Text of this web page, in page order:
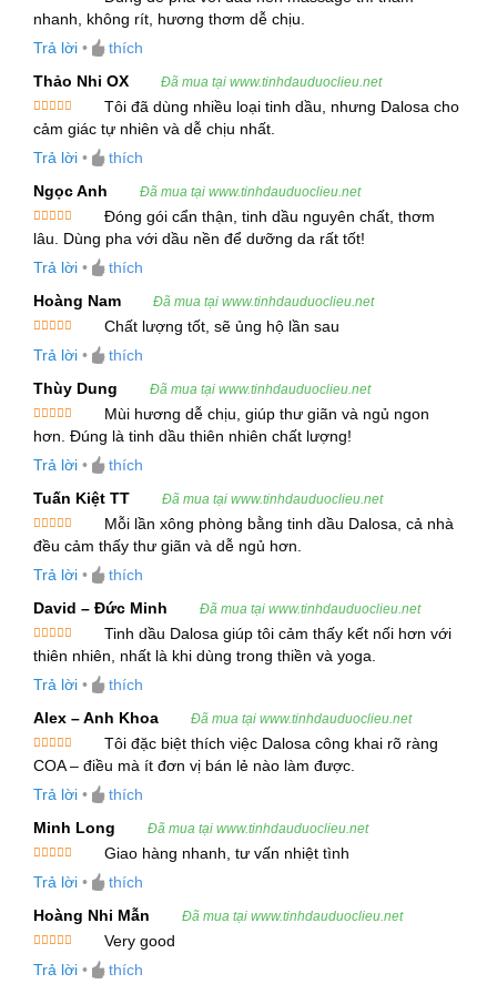
việc điều trị các bệnh lý về hô hấp, giảm đau và
kháng khuẩn.
1. Giới Thiệu Tinh Dầu Mandravasarotra
Tên khoa học:
Cinnamosma fragrans
Tên gọi khác:
Phương pháp chiết xuất:Hơi nước
Tinh dầu Mandravasarotra (Saro) được chiết xuất
từ lá của cây
đặc trưng của Madagascar, thuộc họ
Canellaceae. Cây này có tán lá xanh đậm, mang
mùi thơm nhẹ và dễ chịu, mọc chủ yếu ở các khu
rừng rậm phía Bắc và Đông Madagascar.
Tinh dầu Saro có hương thơm đặc trưng, mang
sự kết hợp giữa mùi camphoraceous, hoa và
chanh ngọt ngào.
2. Thành Phần Chính Của Tinh Dầu
Mandravasarotra
Tinh dầu Mandravasarotra chứa nhiều thành phần
hóa học đặc biệt giúp nó sở hữu những đặc tính
vượt trội:
1,8-Cineol (Eucalyptol):Đây là thành phần
chính giúp tinh dầu này có khả năng kháng
khuẩn, kháng viêm, giảm đau và tăng cường
hệ miễn dịch.
Alpha- & Beta-Pinene:
phần mang lại đặc tính kháng nấm, kháng vi-rút
và làm dịu hệ thần kinh.
Limonene:Chất này không chỉ giúp chống lại
sự xâm nhập của vi khuẩn mà còn làm sạch và
Được xếp
hạng55
nhanh, không rít, hương thơm dễ chịu.
Trả lời •
thích
Thảo Nhi OX
Đã mua tại www.tinhdauduoclieu.net
Được xếp
hạng 55
Tôi đã dùng nhiều loại tinh dầu, nhưng Dalosa cho
cảm giác tự nhiên và dễ chịu nhất.
Trả lời •
thích
Ngọc Anh
Đã mua tại www.tinhdauduoclieu.net
Được xếp
hạng 55
Đóng gói cẩn thận, tinh dầu nguyên chất, thơm
lâu. Dùng pha với dầu nền để dưỡng da rất tốt!
Trả lời •
thích
Hoàng Nam
Đã mua tại www.tinhdauduoclieu.net
hạng
55
Chất lượng tốt, sẽ ủng hộ lần sau
Trả lời •
thích
Thùy Dung
Đã mua tại www.tinhdauduoclieu.net
Được xếp
hạng5 5
Mùi hương dễ chịu, giúp thư giãn và ngủ ngon
hơn. Đúng là tinh dầu thiên nhiên chất lượng!
Trả lời •
thích
Tuấn Kiệt TT
Đã mua tại www.tinhdauduoclieu.net
Được xếp
hạng 55
Mỗi lần xông phòng bằng tinh dầu Dalosa, cả nhà
đều cảm thấy thư giãn và dễ ngủ hơn.
Trả lời •
thích
David – Đức Minh
Đã mua tại www.tinhdauduoclieu.net
Được xếp
hạng5 5
Tinh dầu Dalosa giúp tôi cảm thấy kết nối hơn với
thiên nhiên, nhất là khi dùng trong thiền và yoga.
Trả lời •
thích
Alex – Anh Khoa
Đã mua tại www.tinhdauduoclieu.net
Được xếp
hạng 5
Tôi đặc biệt thích việc Dalosa công khai rõ ràng
COA – điều mà ít đơn vị bán lẻ nào làm được.
Trả lời •
thích
Minh Long
Đã mua tại www.tinhdauduoclieu.net
hạng
55
Giao hàng nhanh, tư vấn nhiệt tình
Trả lời •
thích
Hoàng Nhi Mẫn
Đã mua tại www.tinhdauduoclieu.net
hạng
55
Very good
Trả lời •
thích